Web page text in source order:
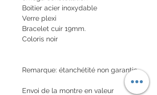
Boitier acier inoxydable
Verre plexi
Bracelet cuir 19mm.
Coloris noir
Remarque: étanchétité non garantie
Envoi de la montre en valeur